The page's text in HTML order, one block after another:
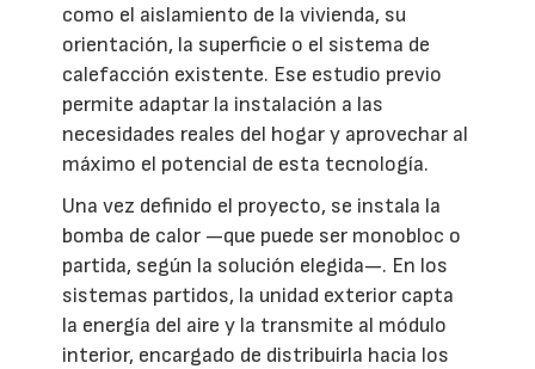
como el aislamiento de la vivienda, su
orientación, la superficie o el sistema de
calefacción existente. Ese estudio previo
permite adaptar la instalación a las
necesidades reales del hogar y aprovechar al
máximo el potencial de esta tecnología.
Una vez definido el proyecto, se instala la
bomba de calor —que puede ser monobloc o
partida, según la solución elegida—. En los
sistemas partidos, la unidad exterior capta
la energía del aire y la transmite al módulo
interior, encargado de distribuirla hacia los